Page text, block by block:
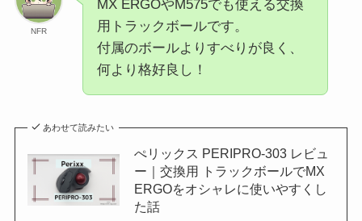
NFR
MX ERGOやM575でも使える交換
用トラックボールです。
付属のボールよりすべりが良く、
何より格好良し！
あわせて読みたい
ぺリックス PERIPRO-303 レビュ
ー｜交換用 トラックボールでMX
ERGOをオシャレに使いやすくし
た話